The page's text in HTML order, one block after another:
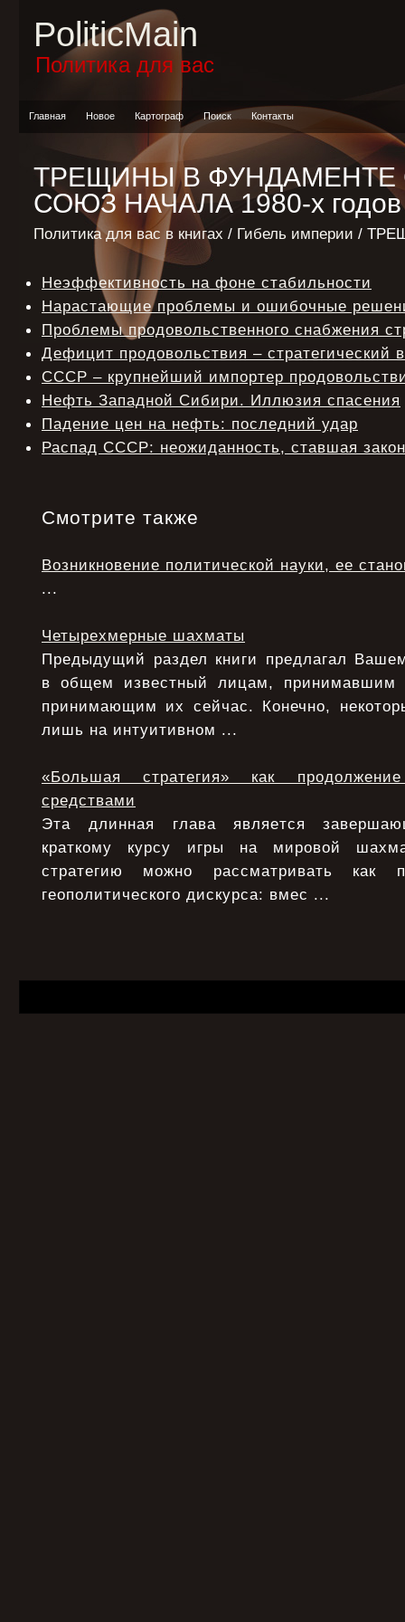
PoliticMain
Политика для вас
Главная Новое Картограф Поиск Контакты
ТРЕЩИНЫ В ФУНДАМЕНТЕ
СОЮЗ НАЧАЛА 1980-х годов
Политика для вас в книгах / Гибель империи /
Неэффективность на фоне стабильности
Нарастающие проблемы и ошибочные
Проблемы продовольственного снабжения
Дефицит продовольствия – стратегический
СССР – крупнейший импортер
Нефть Западной Сибири. Иллюзия спасения
Падение цен на нефть: последний удар
Распад СССР: неожиданность, ставшая
Смотрите также
Возникновение политической науки, ее
...
Четырехмерные шахматы
Предыдущий раздел книги предлагал
в общем известный лицам,
принимающим их сейчас. Конечно,
лишь на интуитивном ...
«Большая стратегия» как
средствами
Эта длинная глава является
краткому курсу игры на мировой
стратегию можно рассматривать как
геополитического дискурса: вмес ...